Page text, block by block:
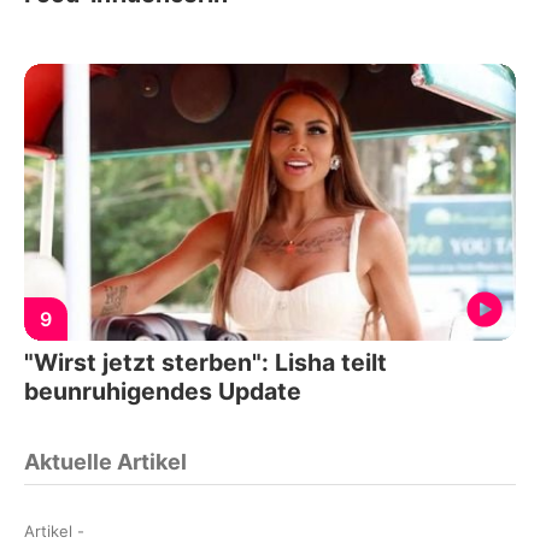
9
"Wirst jetzt sterben": Lisha teilt
beunruhigendes Update
Aktuelle Artikel
Artikel -